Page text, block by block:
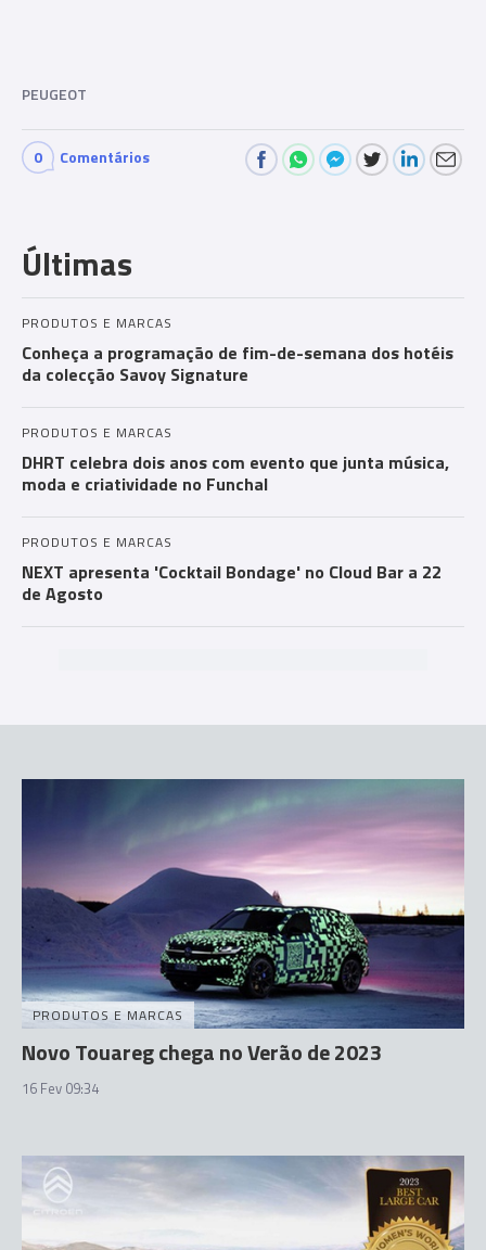
PEUGEOT
0 Comentários
Últimas
PRODUTOS E MARCAS
Conheça a programação de fim-de-semana dos hotéis
da colecção Savoy Signature
PRODUTOS E MARCAS
DHRT celebra dois anos com evento que junta música,
moda e criatividade no Funchal
PRODUTOS E MARCAS
NEXT apresenta 'Cocktail Bondage' no Cloud Bar a 22
de Agosto
PRODUTOS E MARCAS
Novo Touareg chega no Verão de 2023
16 Fev 09:34